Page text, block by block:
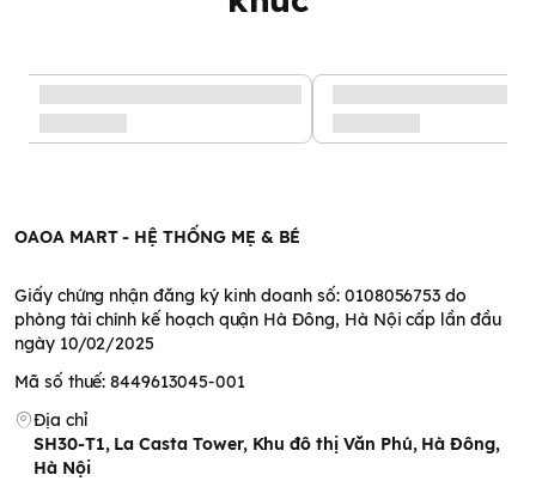
(400ml)
ngáy và hăm.
Shampoo Cetaphil nhẹ nhàng thẩm thấu vào da sẽ cung cấp
và duy trì độ ẩm, cân bằng độ pH, an toàn cho da bé, không
làm khô da, giúp da khỏe và tóc được mềm mại, làm tăng sự
mịn màng, đàn hồi hơn cho da.
OAOA MART - HỆ THỐNG MẸ & BÉ
Giấy chứng nhận đăng ký kinh doanh số: 0108056753 do
phòng tài chính kế hoạch quận Hà Đông, Hà Nội cấp lần đầu
ngày 10/02/2025
Mã số thuế: 8449613045-001
Địa chỉ
SH30-T1, La Casta Tower, Khu đô thị Văn Phú, Hà Đông,
Hà Nội